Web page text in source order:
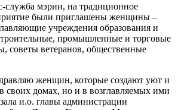
служба мэрии, на традиционное
были приглашены женщины –
учреждения образования и
промышленные и торговые
советы ветеранов, общественные
женщин, которые создают уют и
своих домах, но и в возглавляемых ими
и.о. главы администрации